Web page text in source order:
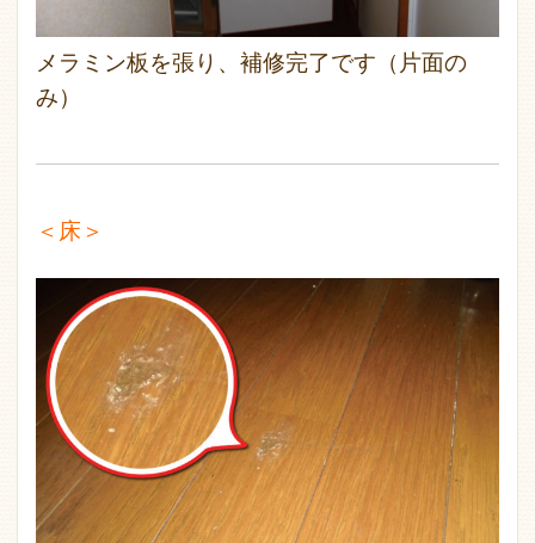
メラミン板を張り、補修完了です（片面の
み）
＜床＞